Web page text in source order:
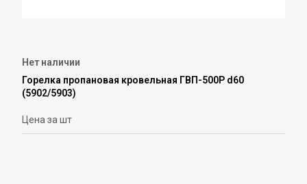
Нет наличии
Горелка пропановая кровельная ГВП-500Р d60
(5902/5903)
Цена за шт